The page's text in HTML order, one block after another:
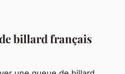
billard français